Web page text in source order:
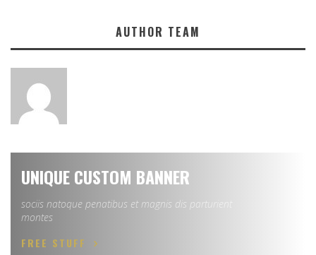
AUTHOR TEAM
UNIQUE CUSTOM BANNER
sociis natoque penatibus et magnis dis parturient
montes
FREE STUFF